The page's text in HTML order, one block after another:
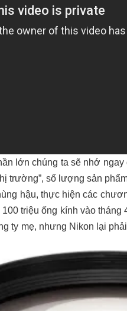
lớn chúng ta sẽ nhớ
trường”, số lượng sản
hậu, thực hiện các
triệu ống kính vào
ty mẹ, nhưng Nikon lại